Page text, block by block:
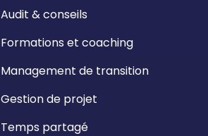
Audit & conseils
Formations et coaching
Management de transition
Gestion de projet
Temps partagé